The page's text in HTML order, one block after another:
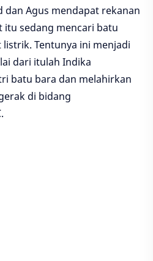
dan Agus mendapat rekanan
itu sedang mencari batu
Tentunya ini menjadi
dari itulah Indika
batu bara dan melahirkan
di bidang